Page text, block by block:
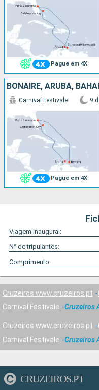
Pague em 4X
Pague em 4X
Carnival Festivale 9 d
Viagem inaugural:
N° de tripulantes:
Comprimento:
Cruzeiros www.cruzeiros.pt
Carnival Festivale
Cruzeiros
Cruzeiros www.cruzeiros.pt
Carnival Festivale
Cruzeiros
CRUZEIROS.PT